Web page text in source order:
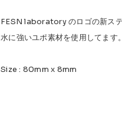
FESN laboratory のロゴの新ステ
水に強いユポ素材を使用してます。
Size : 80mm x 8mm